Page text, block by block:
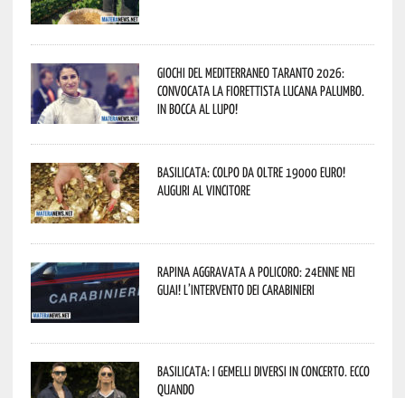
Giochi del Mediterraneo Taranto 2026:
convocata la fiorettista lucana Palumbo.
In bocca al lupo!
Basilicata: colpo da oltre 19000 Euro!
Auguri al vincitore
Rapina aggravata a Policoro: 24enne nei
guai! L’intervento dei Carabinieri
Basilicata: i Gemelli DiVersi in concerto. Ecco
quando